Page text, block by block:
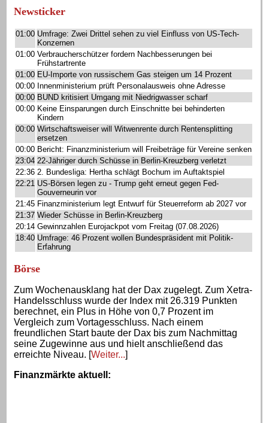
Newsticker
01:00 Umfrage: Zwei Drittel sehen zu viel Einfluss von US-Tech-
Konzernen
01:00 Verbraucherschützer fordern Nachbesserungen bei
Frühstartrente
01:00 EU-Importe von russischem Gas steigen um 14 Prozent
00:00 Innenministerium prüft Personalausweis ohne Adresse
00:00 BUND kritisiert Umgang mit Niedrigwasser scharf
00:00 Keine Einsparungen durch Einschnitte bei behinderten
Kindern
00:00 Wirtschaftsweiser will Witwenrente durch Rentensplitting
ersetzen
00:00 Bericht: Finanzministerium will Freibeträge für Vereine senken
23:04 22-Jähriger durch Schüsse in Berlin-Kreuzberg verletzt
22:36 2. Bundesliga: Hertha schlägt Bochum im Auftaktspiel
22:21 US-Börsen legen zu - Trump geht erneut gegen Fed-
Gouverneurin vor
21:45 Finanzministerium legt Entwurf für Steuerreform ab 2027 vor
21:37 Wieder Schüsse in Berlin-Kreuzberg
20:14 Gewinnzahlen Eurojackpot vom Freitag (07.08.2026)
18:40 Umfrage: 46 Prozent wollen Bundespräsident mit Politik-
Erfahrung
Börse
Zum Wochenausklang hat der Dax zugelegt. Zum Xetra-
Handelsschluss wurde der Index mit 26.319 Punkten
berechnet, ein Plus in Höhe von 0,7 Prozent im
Vergleich zum Vortagesschluss. Nach einem
freundlichen Start baute der Dax bis zum Nachmittag
seine Zugewinne aus und hielt anschließend das
erreichte Niveau. [Weiter...]
Finanzmärkte aktuell :